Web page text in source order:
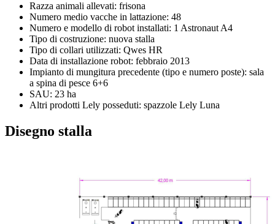
Razza animali allevati: frisona
Numero medio vacche in lattazione: 48
Numero e modello di robot installati: 1 Astronaut A4
Tipo di costruzione: nuova stalla
Tipo di collari utilizzati: Qwes HR
Data di installazione robot: febbraio 2013
Impianto di mungitura precedente (tipo e numero poste): sala
a spina di pesce 6+6
SAU: 23 ha
Altri prodotti Lely posseduti: spazzole Lely Luna
Disegno stalla